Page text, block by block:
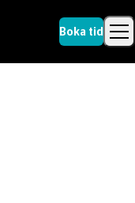
Boka tid